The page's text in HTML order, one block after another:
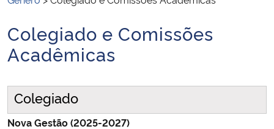
Ministério da Infraestrutura
Ministério da Educação
Início do conteúdo
Colegiado e Comissões
Acadêmicas
Colegiado
Nova Gestão (2025-2027)